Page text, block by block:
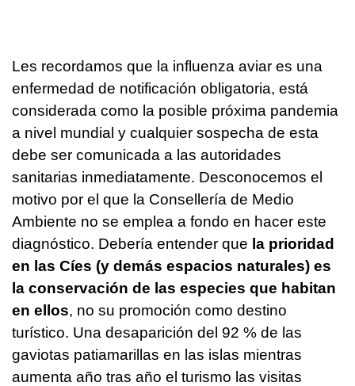
Les recordamos que la influenza aviar es una
enfermedad de notificación obligatoria, está
considerada como la posible próxima pandemia
a nivel mundial y cualquier sospecha de esta
debe ser comunicada a las autoridades
sanitarias inmediatamente. Desconocemos el
motivo por el que la Consellería de Medio
Ambiente no se emplea a fondo en hacer este
diagnóstico. Debería entender que la prioridad
en las Cíes (y demás espacios naturales) es
la conservación de las especies que habitan
en ellos, no su promoción como destino
turístico. Una desaparición del 92 % de las
gaviotas patiamarillas en las islas mientras
aumenta año tras año el turismo las visitas